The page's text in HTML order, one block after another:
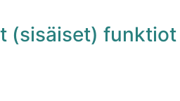
(sisäiset) funktiot